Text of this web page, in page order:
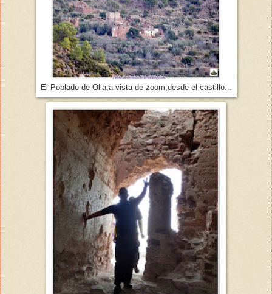
El Poblado de Olla,a vista de zoom,desde el castillo...